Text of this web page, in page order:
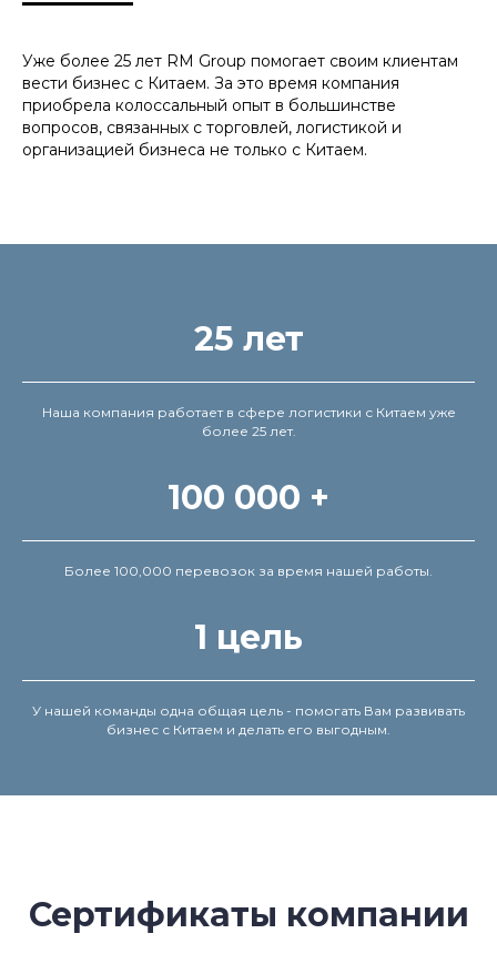
Уже более 25 лет RM Group помогает своим клиентам
вести бизнес с Китаем. За это время компания
приобрела колоссальный опыт в большинстве
вопросов, связанных с торговлей, логистикой и
организацией бизнеса не только с Китаем.
25 лет
Наша компания работает в сфере логистики с Китаем уже
более 25 лет.
100 000 +
Более 100,000 перевозок за время нашей работы.
1 цель
У нашей команды одна общая цель - помогать Вам развивать
бизнес с Китаем и делать его выгодным.
Сертификаты компании